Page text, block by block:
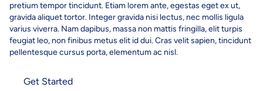
pretium tempor tincidunt. Etiam lorem ante, egestas eget ex ut,
gravida aliquet tortor. Integer gravida nisi lectus, nec mollis ligula
varius viverra. Nam dapibus, massa non mattis fringilla, elit turpis
feugiat leo, non finibus metus elit id dui. Cras velit sapien, tincidunt
pellentesque cursus porta, elementum ac nisl.
Get Started